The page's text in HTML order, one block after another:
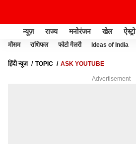
न्यूज़ राज्य मनोरंजन खेल ऐस्ट्रो
मौसम राशिफल फोटो गैलरी Ideas of India
हिंदी न्यूज़ TOPIC ASK YOUTUBE
Advertisement